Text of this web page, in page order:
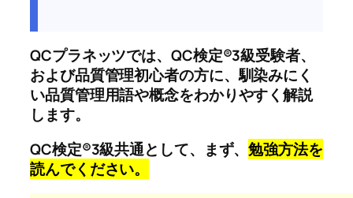
QCプラネッツでは、QC検定®3級受験者、
および品質管理初心者の方に、馴染みにく
い品質管理用語や概念をわかりやすく解説
します。
QC検定®3級共通として、まず、勉強方法を
読んでください。